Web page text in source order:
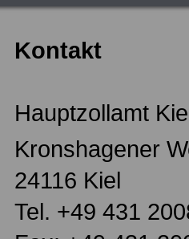
Kontakt
Hauptzollamt
Kronshagener
24116 Kiel
Tel. +49 431